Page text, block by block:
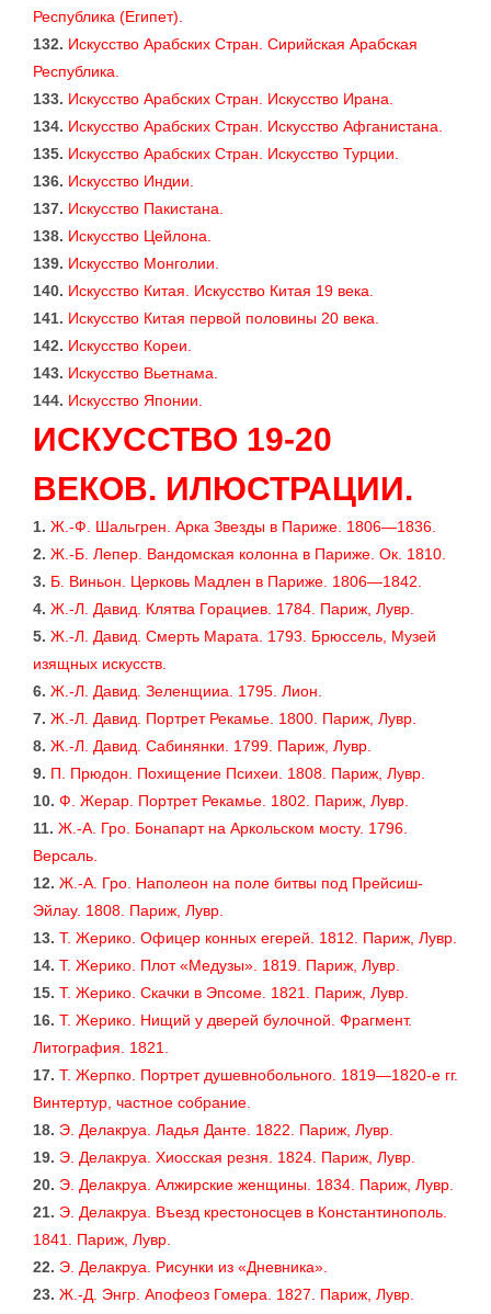
Республика (Египет).
132. Искусство Арабских Стран. Сирийская Арабская
Республика.
133. Искусство Арабских Стран. Искусство Ирана.
134. Искусство Арабских Стран. Искусство Афганистана.
135. Искусство Арабских Стран. Искусство Турции.
136. Искусство Индии.
137. Искусство Пакистана.
138. Искусство Цейлона.
139. Искусство Монголии.
140. Искусство Китая. Искусство Китая 19 века.
141. Искусство Китая первой половины 20 века.
142. Искусство Кореи.
143. Искусство Вьетнама.
144. Искусство Японии.
ИСКУССТВО 19-20
ВЕКОВ. ИЛЮСТРАЦИИ.
1. Ж.-Ф. Шальгрен. Арка Звезды в Париже. 1806—1836.
2. Ж.-Б. Лепер. Вандомская колонна в Париже. Ок. 1810.
3. Б. Виньон. Церковь Мадлен в Париже. 1806—1842.
4. Ж.-Л. Давид. Клятва Горациев. 1784. Париж, Лувр.
5. Ж.-Л. Давид. Смерть Марата. 1793. Брюссель, Музей
изящных искусств.
6. Ж.-Л. Давид. Зеленщииа. 1795. Лион.
7. Ж.-Л. Давид. Портрет Рекамье. 1800. Париж, Лувр.
8. Ж.-Л. Давид. Сабинянки. 1799. Париж, Лувр.
9. П. Прюдон. Похищение Психеи. 1808. Париж, Лувр.
10. Ф. Жерар. Портрет Рекамье. 1802. Париж, Лувр.
11. Ж.-А. Гро. Бонапарт на Аркольском мосту. 1796.
Версаль.
12. Ж.-А. Гро. Наполеон на поле битвы под Прейсиш-
Эйлау. 1808. Париж, Лувр.
13. Т. Жерико. Офицер конных егерей. 1812. Париж, Лувр.
14. Т. Жерико. Плот «Медузы». 1819. Париж, Лувр.
15. Т. Жерико. Скачки в Эпсоме. 1821. Париж, Лувр.
16. Т. Жерико. Нищий у дверей булочной. Фрагмент.
Литография. 1821.
17. Т. Жерпко. Портрет душевнобольного. 1819—1820-е гг.
Винтертур, частное собрание.
18. Э. Делакруа. Ладья Данте. 1822. Париж, Лувр.
19. Э. Делакруа. Хиосская резня. 1824. Париж, Лувр.
20. Э. Делакруа. Алжирские женщины. 1834. Париж, Лувр.
21. Э. Делакруа. Въезд крестоносцев в Константинополь.
1841. Париж, Лувр.
22. Э. Делакруа. Рисунки из «Дневника».
23. Ж.-Д. Энгр. Апофеоз Гомера. 1827. Париж, Лувр.